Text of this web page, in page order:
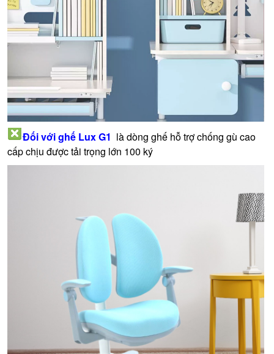
Đối với ghế Lux G1 là dòng ghế hỗ trợ chống gù cao
cấp chịu được tải trọng lớn 100 ký